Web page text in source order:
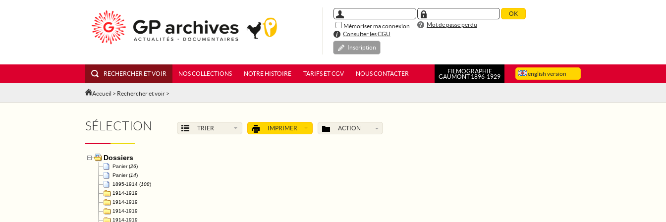
Mémoriser ma connexion
Mot de passe perdu
Consulter les CGU
Inscription
english version
RECHERCHER ET VOIR NOS COLLECTIONS NOTRE HISTOIRE TARIFS ET CGV NOUS CONTACTER
FILMOGRAPHIE
GAUMONT 1896-1929
Accueil > Rechercher et voir >
SÉLECTION TRIER IMPRIMER ACTION